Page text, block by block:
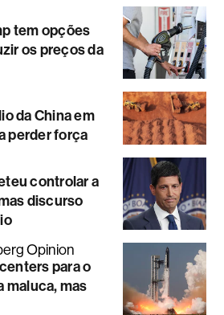
tem opções
os preços da
da China em
perder força
controlar a
discurso
Opinion
para o
maluca, mas